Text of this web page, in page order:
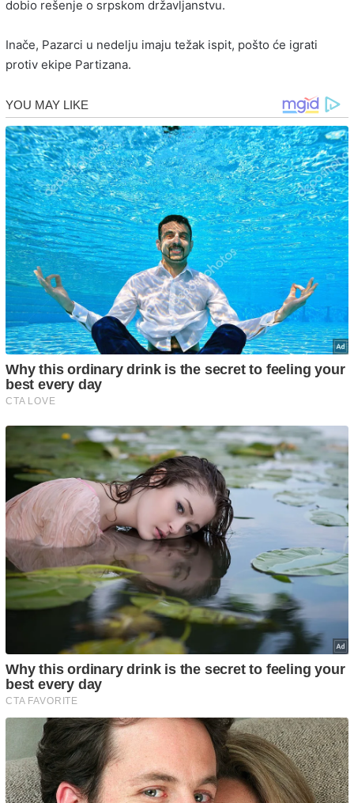
dobio rešenje o srpskom državljanstvu.
Inače, Pazarci u nedelju imaju težak ispit, pošto će igrati
protiv ekipe Partizana.